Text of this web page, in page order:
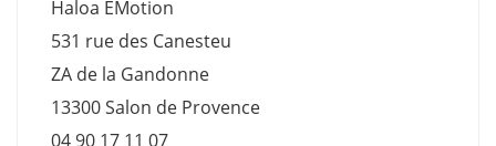
Haloa EMotion
531 rue des Canesteu
ZA de la Gandonne
13300 Salon de Provence
04 90 17 11 07